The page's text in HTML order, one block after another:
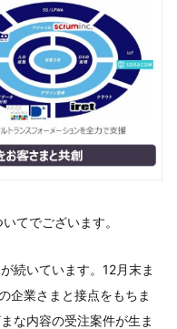
てでございます。
続いています。12月末ま
企業さまと接点をもちま
な内容の受注案件が生ま